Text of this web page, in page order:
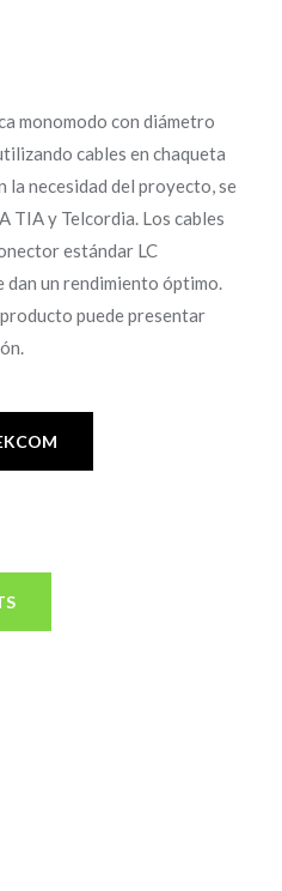
monomodo con diámetro
cables en chaqueta
la necesidad del proyecto, se
TIA y Telcordia. Los cables
estándar LC
dan un rendimiento óptimo.
puede presentar